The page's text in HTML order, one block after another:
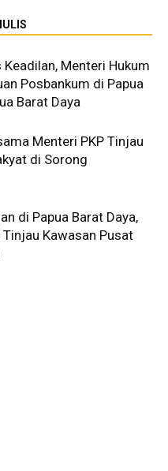
Keadilan, Menteri Hukum
Posbankum di Papua
Barat Daya
Menteri PKP Tinjau
di Sorong
di Papua Barat Daya,
Kawasan Pusat